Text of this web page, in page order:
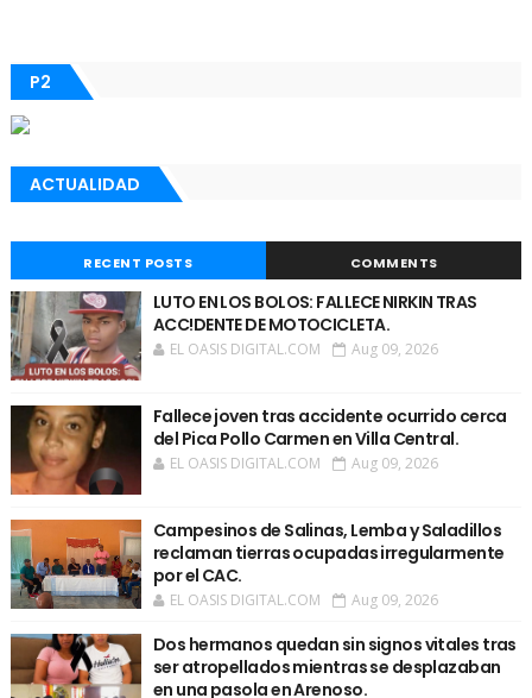
P2
ACTUALIDAD
RECENT POSTS COMMENTS
LUTO EN LOS BOLOS: FALLECE NIRKIN TRAS
ACC!DENTE DE MOTOCICLETA.
EL OASIS DIGITAL.COM Aug 09, 2026
Fallece joven tras accidente ocurrido cerca
del Pica Pollo Carmen en Villa Central.
EL OASIS DIGITAL.COM Aug 09, 2026
Campesinos de Salinas, Lemba y Saladillos
reclaman tierras ocupadas irregularmente
por el CAC.
EL OASIS DIGITAL.COM Aug 09, 2026
Dos hermanos quedan sin signos vitales tras
ser atropellados mientras se desplazaban
en una pasola en Arenoso.